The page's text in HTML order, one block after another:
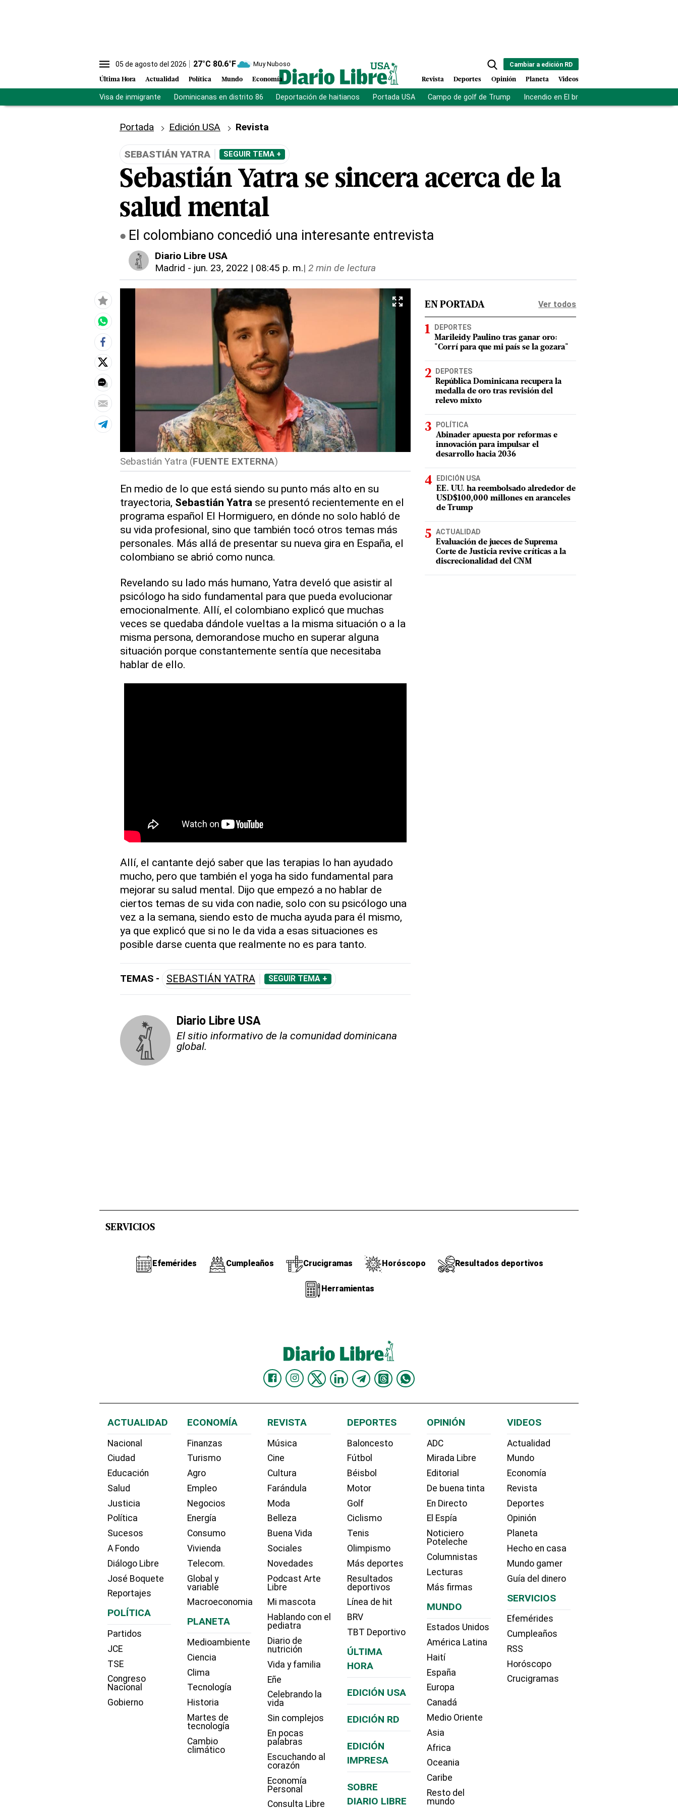
05 de agosto del 2026 27°C 80.6°F Muy Nuboso
Última Hora Actualidad Política Mundo Economía
Cambiar a edición RD
Revista Deportes Opinión Planeta Videos
Visa de inmigrante Dominicanas en distrito 86 Deportación de haitianos Portada USA Campo de golf de Trump Incendio en El bronx
Portada Edición USA Revista
SEBASTIÁN YATRA SEGUIR TEMA +
Sebastián Yatra se sincera acerca de la
salud mental
El colombiano concedió una interesante entrevista
Diario Libre USA
Madrid - jun. 23, 2022 | 08:45 p. m.| 2 min de lectura
Sebastián Yatra (FUENTE EXTERNA)
En medio de lo que está siendo su punto más alto en su
trayectoria, Sebastián Yatrase presentó recientemente en el
programa español El Hormiguero, en dónde no solo habló de
su vida profesional, sino que también tocó otros temas más
personales. Más allá de presentar su nueva gira en España, el
colombiano se abrió como nunca.
Revelando su lado más humano, Yatra develó que asistir al
psicólogo ha sido fundamental para que pueda evolucionar
emocionalmente. Allí, el colombiano explicó que muchas
veces se quedaba dándole vueltas a la misma situación o a la
misma persona, demorandose mucho en superar alguna
situación porque constantemente sentía que necesitaba
hablar de ello.
Allí, el cantante dejó saber que las terapias lo han ayudado
mucho, pero que también el yoga ha sido fundamental para
mejorar su salud mental. Dijo que empezó a no hablar de
ciertos temas de su vida con nadie, solo con su psicólogo una
vez a la semana, siendo esto de mucha ayuda para él mismo,
ya que explicó que si no le da vida a esas situaciones es
posible darse cuenta que realmente no es para tanto.
TEMAS - SEBASTIÁN YATRA SEGUIR TEMA +
Diario Libre USA
El sitio informativo de la comunidad dominicana
global.
EN PORTADA Ver todos
DEPORTES
Marileidy Paulino tras ganar oro:
"Corrí para que mi país se la gozara"
DEPORTES
República Dominicana recupera la
medalla de oro tras revisión del
relevo mixto
POLÍTICA
Abinader apuesta por reformas e
innovación para impulsar el
desarrollo hacia 2036
EDICIÓN USA
EE. UU. ha reembolsado alrededor de
USD$100,000 millones en aranceles
de Trump
ACTUALIDAD
Evaluación de jueces de Suprema
Corte de Justicia revive críticas a la
discrecionalidad del CNM
SERVICIOS
Efemérides Cumpleaños Crucigramas Horóscopo Resultados deportivos
Herramientas
ACTUALIDAD
Nacional
Ciudad
Educación
Salud
Justicia
Política
Sucesos
A Fondo
Diálogo Libre
José Boquete
Reportajes
POLÍTICA
Partidos
JCE
TSE
Congreso
Nacional
Gobierno
ECONOMÍA
Finanzas
Turismo
Agro
Empleo
Negocios
Energía
Consumo
Vivienda
Telecom.
Global y
variable
Macroeconomia
PLANETA
Medioambiente
Ciencia
Clima
Tecnología
Historia
Martes de
tecnología
Cambio
climático
REVISTA
Música
Cine
Cultura
Farándula
Moda
Belleza
Buena Vida
Sociales
Novedades
Podcast Arte
Libre
Mi mascota
Hablando con el
pediatra
Diario de
nutrición
Vida y familia
Eñe
Celebrando la
vida
Sin complejos
En pocas
palabras
Escuchando al
corazón
Economía
Personal
Consulta Libre
DEPORTES
Baloncesto
Fútbol
Béisbol
Motor
Golf
Ciclismo
Tenis
Olimpismo
Más deportes
Resultados
deportivos
Línea de hit
BRV
TBT Deportivo
ÚLTIMA
HORA
EDICIÓN USA
EDICIÓN RD
EDICIÓN
IMPRESA
SOBRE
DIARIO LIBRE
OPINIÓN
ADC
Mirada Libre
Editorial
De buena tinta
En Directo
El Espía
Noticiero
Poteleche
Columnistas
Lecturas
Más firmas
MUNDO
Estados Unidos
América Latina
Haití
España
Europa
Canadá
Medio Oriente
Asia
Africa
Oceania
Caribe
Resto del
mundo
VIDEOS
Actualidad
Mundo
Economía
Revista
Deportes
Opinión
Planeta
Hecho en casa
Mundo gamer
Guía del dinero
SERVICIOS
Efemérides
Cumpleaños
RSS
Horóscopo
Crucigramas